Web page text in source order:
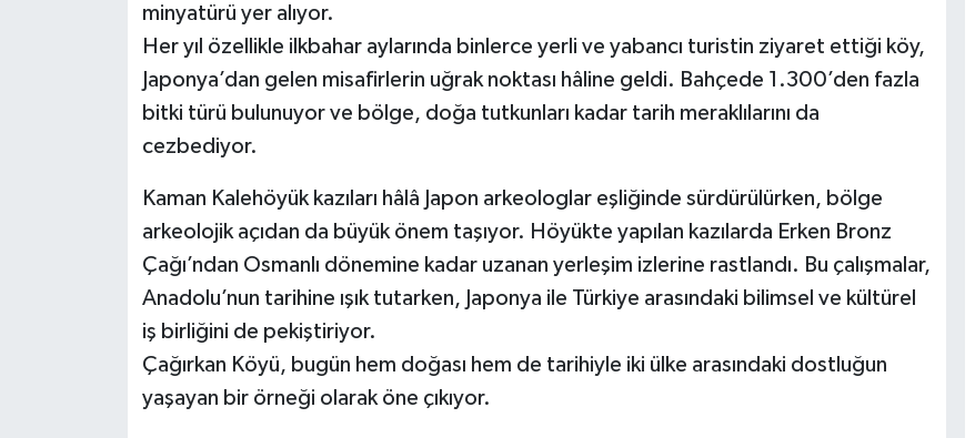
minyatürü yer alıyor.
Her yıl özellikle ilkbahar aylarında binlerce yerli ve yabancı turistin ziyaret ettiği köy,
Japonya’dan gelen misafirlerin uğrak noktası hâline geldi. Bahçede 1.300’den fazla
bitki türü bulunuyor ve bölge, doğa tutkunları kadar tarih meraklılarını da
cezbediyor.
Kaman Kalehöyük kazıları hâlâ Japon arkeologlar eşliğinde sürdürülürken, bölge
arkeolojik açıdan da büyük önem taşıyor. Höyükte yapılan kazılarda Erken Bronz
Çağı’ndan Osmanlı dönemine kadar uzanan yerleşim izlerine rastlandı. Bu çalışmalar,
Anadolu’nun tarihine ışık tutarken, Japonya ile Türkiye arasındaki bilimsel ve kültürel
iş birliğini de pekiştiriyor.
Çağırkan Köyü, bugün hem doğası hem de tarihiyle iki ülke arasındaki dostluğun
yaşayan bir örneği olarak öne çıkıyor.